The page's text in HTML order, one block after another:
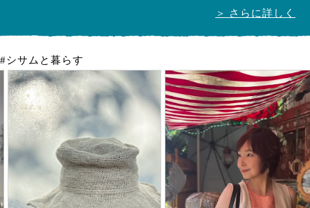
＞ さらに詳しく
#シサムと暮らす